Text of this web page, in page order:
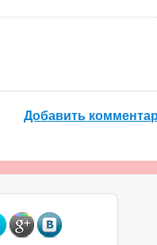
Добавить